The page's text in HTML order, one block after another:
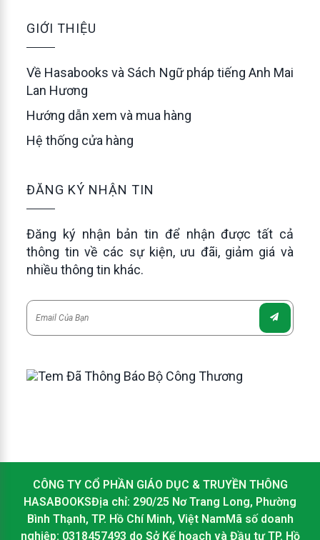
GIỚI THIỆU
Về Hasabooks và Sách Ngữ pháp tiếng Anh Mai
Lan Hương
Hướng dẫn xem và mua hàng
Hệ thống cửa hàng
ĐĂNG KÝ NHẬN TIN
Đăng ký nhận bản tin để nhận được tất cả
thông tin về các sự kiện, ưu đãi, giảm giá và
nhiều thông tin khác.
CÔNG TY CỔ PHẦN GIÁO DỤC & TRUYỀN THÔNG
HASABOOKSĐịa chỉ: 290/25 Nơ Trang Long, Phường
Bình Thạnh, TP. Hồ Chí Minh, Việt NamMã số doanh
nghiệp: 0318457493 do Sở Kế hoạch và Đầu tư TP. Hồ